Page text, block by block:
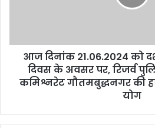
आज दिनांक 21.06.2024 को
दिवस के अवसर पर, रिजर्व
कमिश्नरेट गौतमबुद्धनगर की
योग